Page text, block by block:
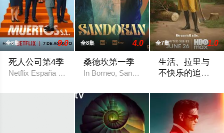
全6集 9.0
死人公司第4季
Netflix España ha publicado en redes sociales una foto en el set
全8集 4.0
桑德坎第一季
In Borneo, Sandokan is a pirate who lives
全7集 1.0
生活、拉里与
不快乐的追
史第一季